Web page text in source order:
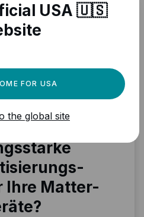
Ihre Matter-
USA 🇺🇸
FOR USA
the global site